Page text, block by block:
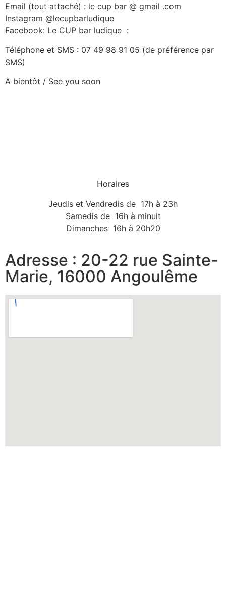
Email (tout attaché) : le cup bar @ gmail .com
Instagram @lecupbarludique
Facebook: Le CUP bar ludique :
Téléphone et SMS : 07 49 98 91 05 (de préférence par
SMS)
A bientôt / See you soon
Horaires
Jeudis et Vendredis de 17h à 23h
Samedis de 16h à minuit
Dimanches 16h à 20h20
Adresse : 20-22 rue Sainte-
Marie, 16000 Angoulême